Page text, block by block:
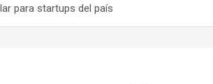
para startups del país